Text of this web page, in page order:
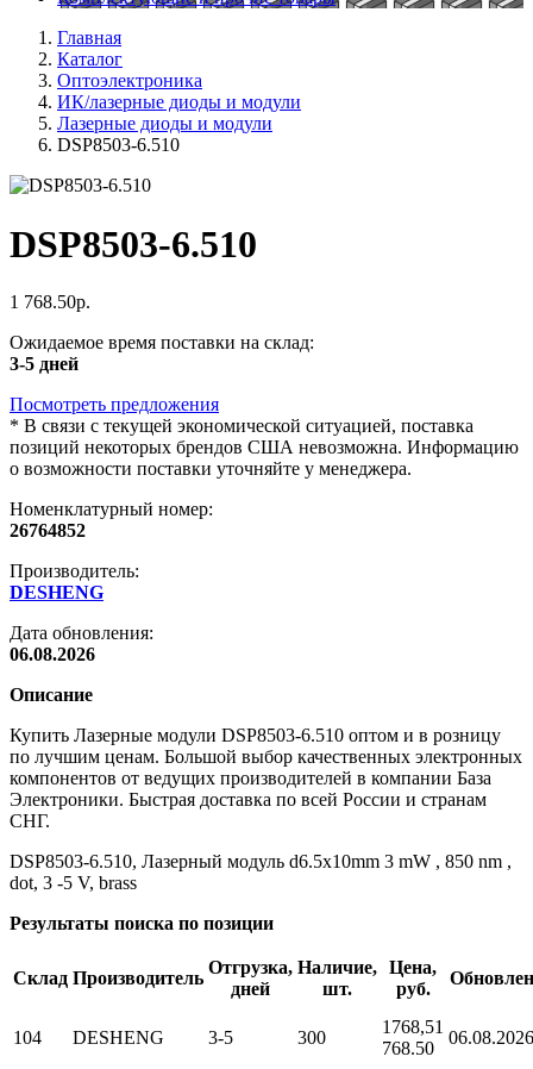
Главная
Каталог
Оптоэлектроника
ИК/лазерные диоды и модули
Лазерные диоды и модули
DSP8503-6.510
DSP8503-6.510
1 768.50р.
Ожидаемое время поставки на склад:
3-5 дней
Посмотреть предложения
* В связи с текущей экономической ситуацией, поставка
позиций некоторых брендов США невозможна. Информацию
о возможности поставки уточняйте у менеджера.
Номенклатурный номер:
26764852
Производитель:
DESHENG
Дата обновления:
06.08.2026
Описание
Купить Лазерные модули DSP8503-6.510 оптом и в розницу
по лучшим ценам. Большой выбор качественных электронных
компонентов от ведущих производителей в компании База
Электроники. Быстрая доставка по всей России и странам
СНГ.
DSP8503-6.510, Лазерный модуль d6.5x10mm 3 mW , 850 nm ,
dot, 3 -5 V, brass
Результаты поиска по позиции
Склад Производитель
Отгрузка,
дней
Наличие,
шт.
Цена,
руб.
Обновлен
104 DESHENG 3-5 300
1768,51
768.50
06.08.2026